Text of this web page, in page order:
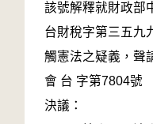
該號解釋就財政部
台財稅字第三五九
觸憲法之疑義，聲
會 台 字第7804號
決議：